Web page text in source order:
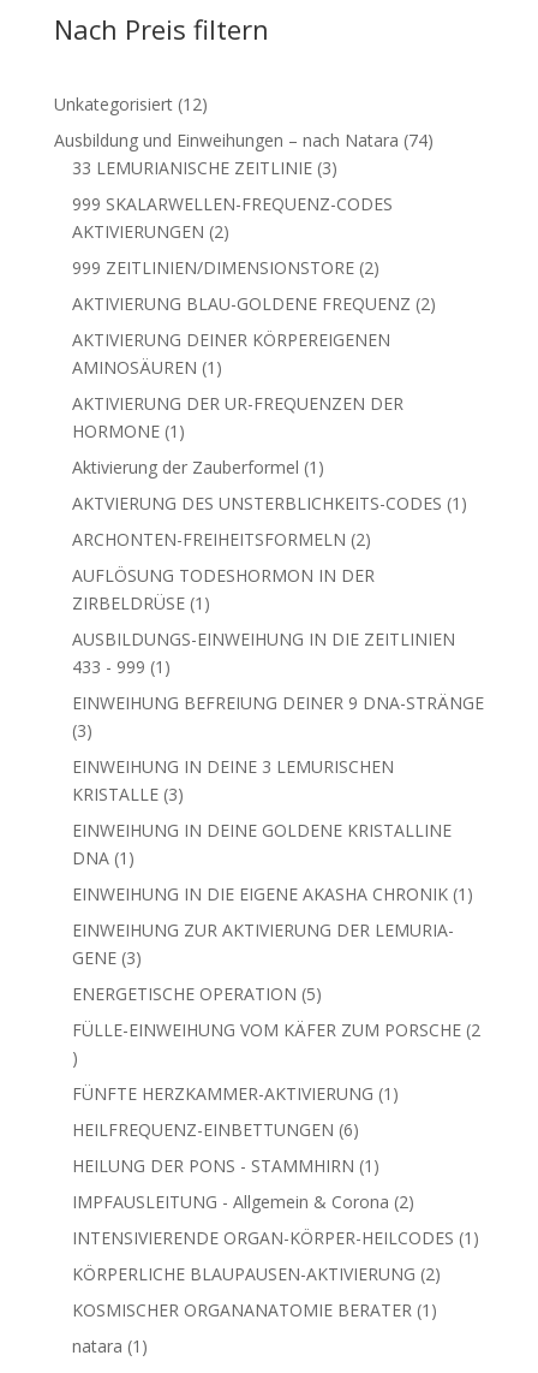
Nach Preis filtern
Unkategorisiert 1212
Produkte
Ausbildung und Einweihungen – nach Natara 7474
33 LEMURIANISCHE ZEITLINIE 33
Produkte
999 SKALARWELLEN-FREQUENZ-CODES
AKTIVIERUNGEN 22
Produkte
999 ZEITLINIEN/DIMENSIONSTORE 22
Produkte
AKTIVIERUNG BLAU-GOLDENE FREQUENZ 22
AKTIVIERUNG DEINER KÖRPEREIGENEN
AMINOSÄUREN 1 1
Produkt
AKTIVIERUNG DER UR-FREQUENZEN DER
HORMONE 1 1
Produkt
Aktivierung der Zauberformel 1 1
Produkt
AKTVIERUNG DES UNSTERBLICHKEITS-CODES 1 1
ARCHONTEN-FREIHEITSFORMELN 22
Produkte
AUFLÖSUNG TODESHORMON IN DER
ZIRBELDRÜSE 1 1
Produkt
AUSBILDUNGS-EINWEIHUNG IN DIE ZEITLINIEN
433 - 999 1 1
Produkt
EINWEIHUNG BEFREIUNG DEINER 9 DNA-STRÄNGE
33
Produkte
EINWEIHUNG IN DEINE 3 LEMURISCHEN
KRISTALLE 33
Produkte
EINWEIHUNG IN DEINE GOLDENE KRISTALLINE
DNA 1 1
Produkt
EINWEIHUNG IN DIE EIGENE AKASHA CHRONIK 1 1
EINWEIHUNG ZUR AKTIVIERUNG DER LEMURIA-
GENE 33
Produkte
ENERGETISCHE OPERATION 55
Produkte
FÜLLE-EINWEIHUNG VOM KÄFER ZUM PORSCHE 2
2
Produkte
FÜNFTE HERZKAMMER-AKTIVIERUNG 1 1
HEILFREQUENZ-EINBETTUNGEN 66
Produkte
HEILUNG DER PONS - STAMMHIRN 1 1
Produkt
IMPFAUSLEITUNG - Allgemein & Corona 22
Produkte
INTENSIVIERENDE ORGAN-KÖRPER-HEILCODES 1 1
KÖRPERLICHE BLAUPAUSEN-AKTIVIERUNG 22
Produkte
KOSMISCHER ORGANANATOMIE BERATER 1 1
natara 1 1